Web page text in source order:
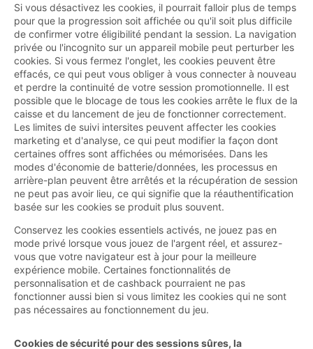
Si vous désactivez les cookies, il pourrait falloir plus de temps
pour que la progression soit affichée ou qu'il soit plus difficile
de confirmer votre éligibilité pendant la session. La navigation
privée ou l'incognito sur un appareil mobile peut perturber les
cookies. Si vous fermez l'onglet, les cookies peuvent être
effacés, ce qui peut vous obliger à vous connecter à nouveau
et perdre la continuité de votre session promotionnelle. Il est
possible que le blocage de tous les cookies arrête le flux de la
caisse et du lancement de jeu de fonctionner correctement.
Les limites de suivi intersites peuvent affecter les cookies
marketing et d'analyse, ce qui peut modifier la façon dont
certaines offres sont affichées ou mémorisées. Dans les
modes d'économie de batterie/données, les processus en
arrière-plan peuvent être arrêtés et la récupération de session
ne peut pas avoir lieu, ce qui signifie que la réauthentification
basée sur les cookies se produit plus souvent.
Conservez les cookies essentiels activés, ne jouez pas en
mode privé lorsque vous jouez de l'argent réel, et assurez-
vous que votre navigateur est à jour pour la meilleure
expérience mobile. Certaines fonctionnalités de
personnalisation et de cashback pourraient ne pas
fonctionner aussi bien si vous limitez les cookies qui ne sont
pas nécessaires au fonctionnement du jeu.
Cookies de sécurité pour des sessions sûres, la